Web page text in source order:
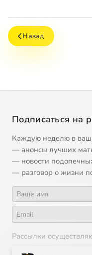
Назад
Подписаться на
Каждую неделю в
— анонсы лучших
— новости
— разговор о жизни
Рассылки